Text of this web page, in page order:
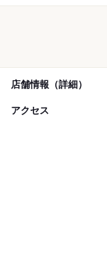
店舗情報（詳細）
アクセス